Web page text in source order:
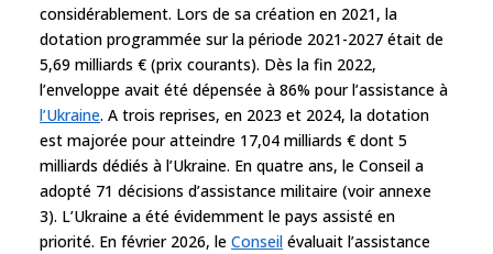
considérablement. Lors de sa création en 2021, la
dotation programmée sur la période 2021-2027 était de
5,69 milliards € (prix courants). Dès la fin 2022,
l’enveloppe avait été dépensée à 86% pour l’assistance à
l’Ukraine. A trois reprises, en 2023 et 2024, la dotation
est majorée pour atteindre 17,04 milliards € dont 5
milliards dédiés à l’Ukraine. En quatre ans, le Conseil a
adopté 71 décisions d’assistance militaire (voir annexe
3). L’Ukraine a été évidemment le pays assisté en
priorité. En février 2026, le Conseil évaluait l’assistance